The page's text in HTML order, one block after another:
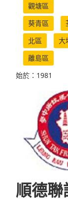
觀塘區
葵青區
北區
大
離島區
始於：1981
順德